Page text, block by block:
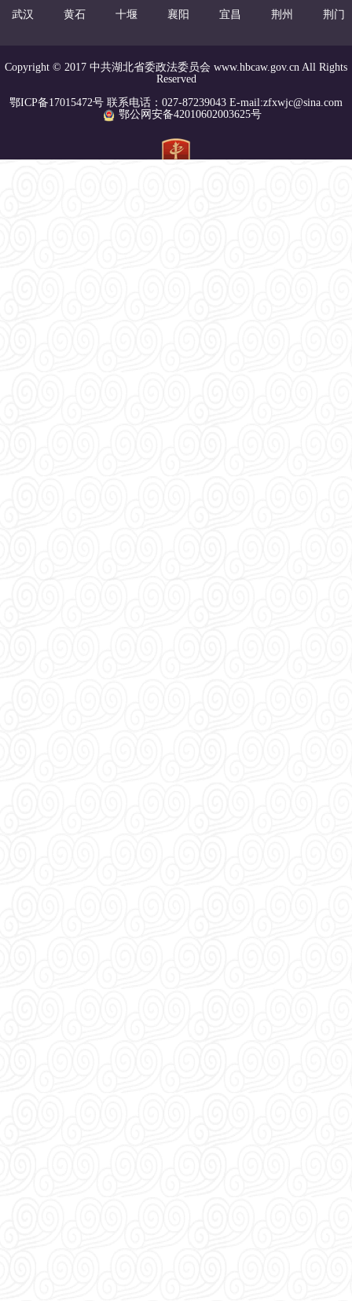
武汉 黄石 十堰 襄阳 宜昌 荆州 荆门
Copyright © 2017 中共湖北省委政法委员会 www.hbcaw.gov.cn All Rights
Reserved
鄂ICP备17015472号 联系电话：027-87239043 E-mail:zfxwjc@sina.com
鄂公网安备42010602003625号